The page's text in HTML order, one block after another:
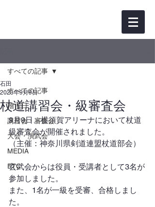
すべての記事
稽古日
講習会・審査会
大会・演武会
MEDIA
ETC
すべての記事
杖道講習会・級審査会
石田
2023年9月9日
9月9日、横須賀アリーナにおいて杖道
級審査会が開催されました。
（主催：神奈川県剣道連盟杖道部会）
玄武会からは役員・受講者として3名が
参加しました。
また、1名が一級を受審、合格しまし
た。